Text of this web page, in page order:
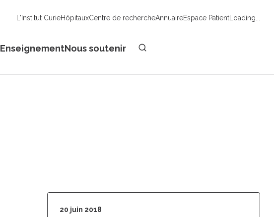
L'Institut CurieHôpitauxCentre de rechercheAnnuaireEspace PatientLoading...
EnseignementNous soutenir
20 juin 2018